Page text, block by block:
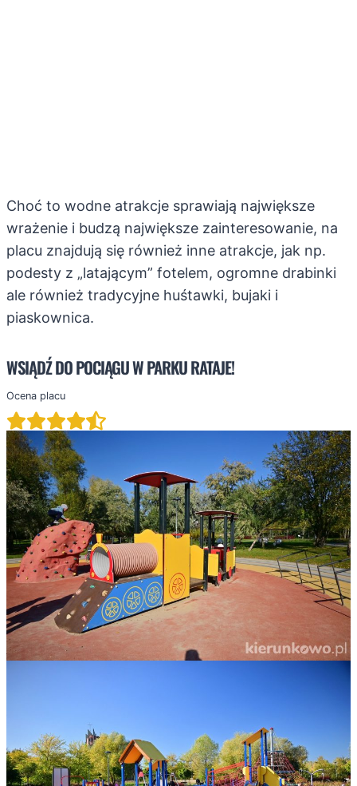
Choć to wodne atrakcje sprawiają największe
wrażenie i budzą największe zainteresowanie, na
placu znajdują się również inne atrakcje, jak np.
podesty z „latającym” fotelem, ogromne drabinki
ale również tradycyjne huśtawki, bujaki i
piaskownica.
WSIĄDŹ DO POCIĄGU W PARKU RATAJE!
Ocena placu